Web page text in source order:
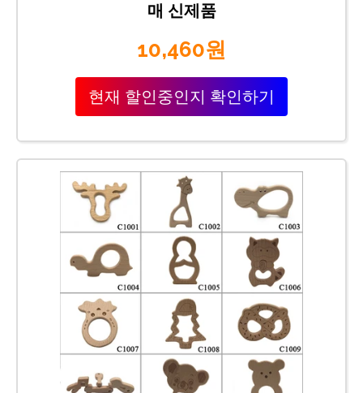
매 신제품
10,460원
현재 할인중인지 확인하기